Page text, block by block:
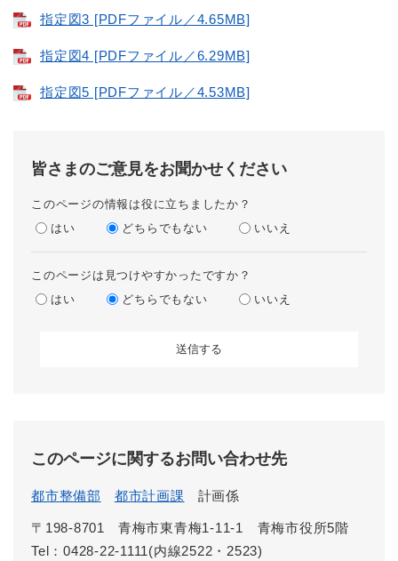
指定図3 [PDFファイル／4.65MB]
指定図4 [PDFファイル／6.29MB]
指定図5 [PDFファイル／4.53MB]
皆さまのご意見をお聞かせください
このページの情報は役に立ちましたか？
はい
どちらでもない いいえ
このページは見つけやすかったですか？
はい
どちらでもない いいえ
このページに関するお問い合わせ先
都市整備部 都市計画課 計画係
〒198-8701
青梅市東青梅1-11-1 青梅市役所5階
Tel：0428-22-1111(内線2522・2523)